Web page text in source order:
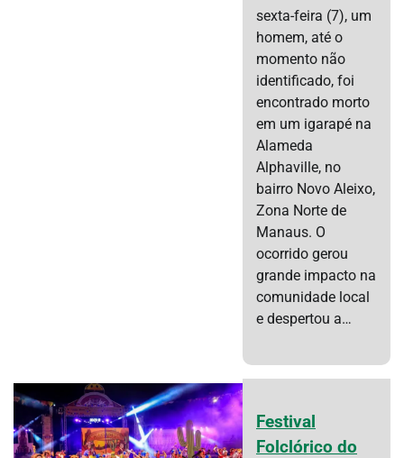
sexta-feira (7), um
homem, até o
momento não
identificado, foi
encontrado morto
em um igarapé na
Alameda
Alphaville, no
bairro Novo Aleixo,
Zona Norte de
Manaus. O
ocorrido gerou
grande impacto na
comunidade local
e despertou a…
Festival
Folclórico do